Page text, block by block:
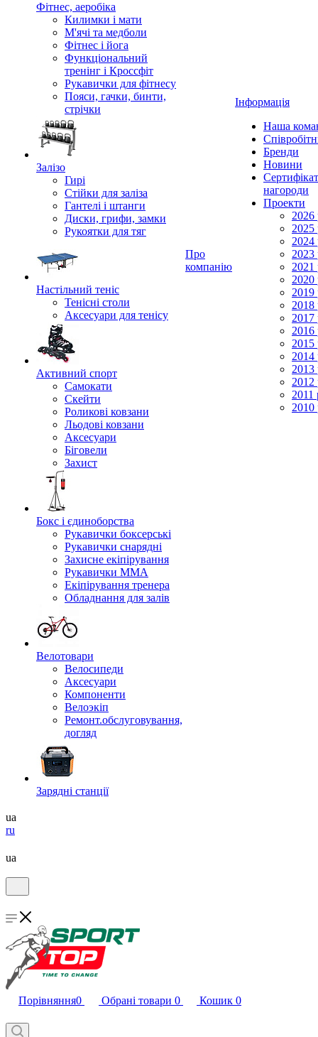
Фітнес, аеробіка
Килимки і мати
М'ячі та медболи
Фітнес і йога
Функціональний
тренінг і Кроссфіт
Рукавички для фітнесу
Пояси, гачки, бинти,
стрічки
Залізо
Гирі
Стійки для заліза
Гантелі і штанги
Диски, грифи, замки
Рукоятки для тяг
Настільний теніс
Тенісні столи
Аксесуари для тенісу
Активний спорт
Самокати
Скейти
Роликові ковзани
Льодові ковзани
Аксесуари
Біговели
Захист
Бокс і єдиноборства
Рукавички боксерські
Рукавички снарядні
Захисне екіпірування
Рукавички ММА
Екіпірування тренера
Обладнання для залів
Велотовари
Велосипеди
Аксесуари
Компоненти
Велоэкіп
Ремонт.обслуговування,
догляд
Зарядні станції
Про
компанію
Інформація
Наша
Бренди
Новини
нагороди
Проекти
2026
2025
2024
2023
2021
2020
2019
2018
2017
2016
2015
2014
2013
2012
2011
2010
ua
ru
ua
Порівняння0 Обрані товари 0 Кошик 0